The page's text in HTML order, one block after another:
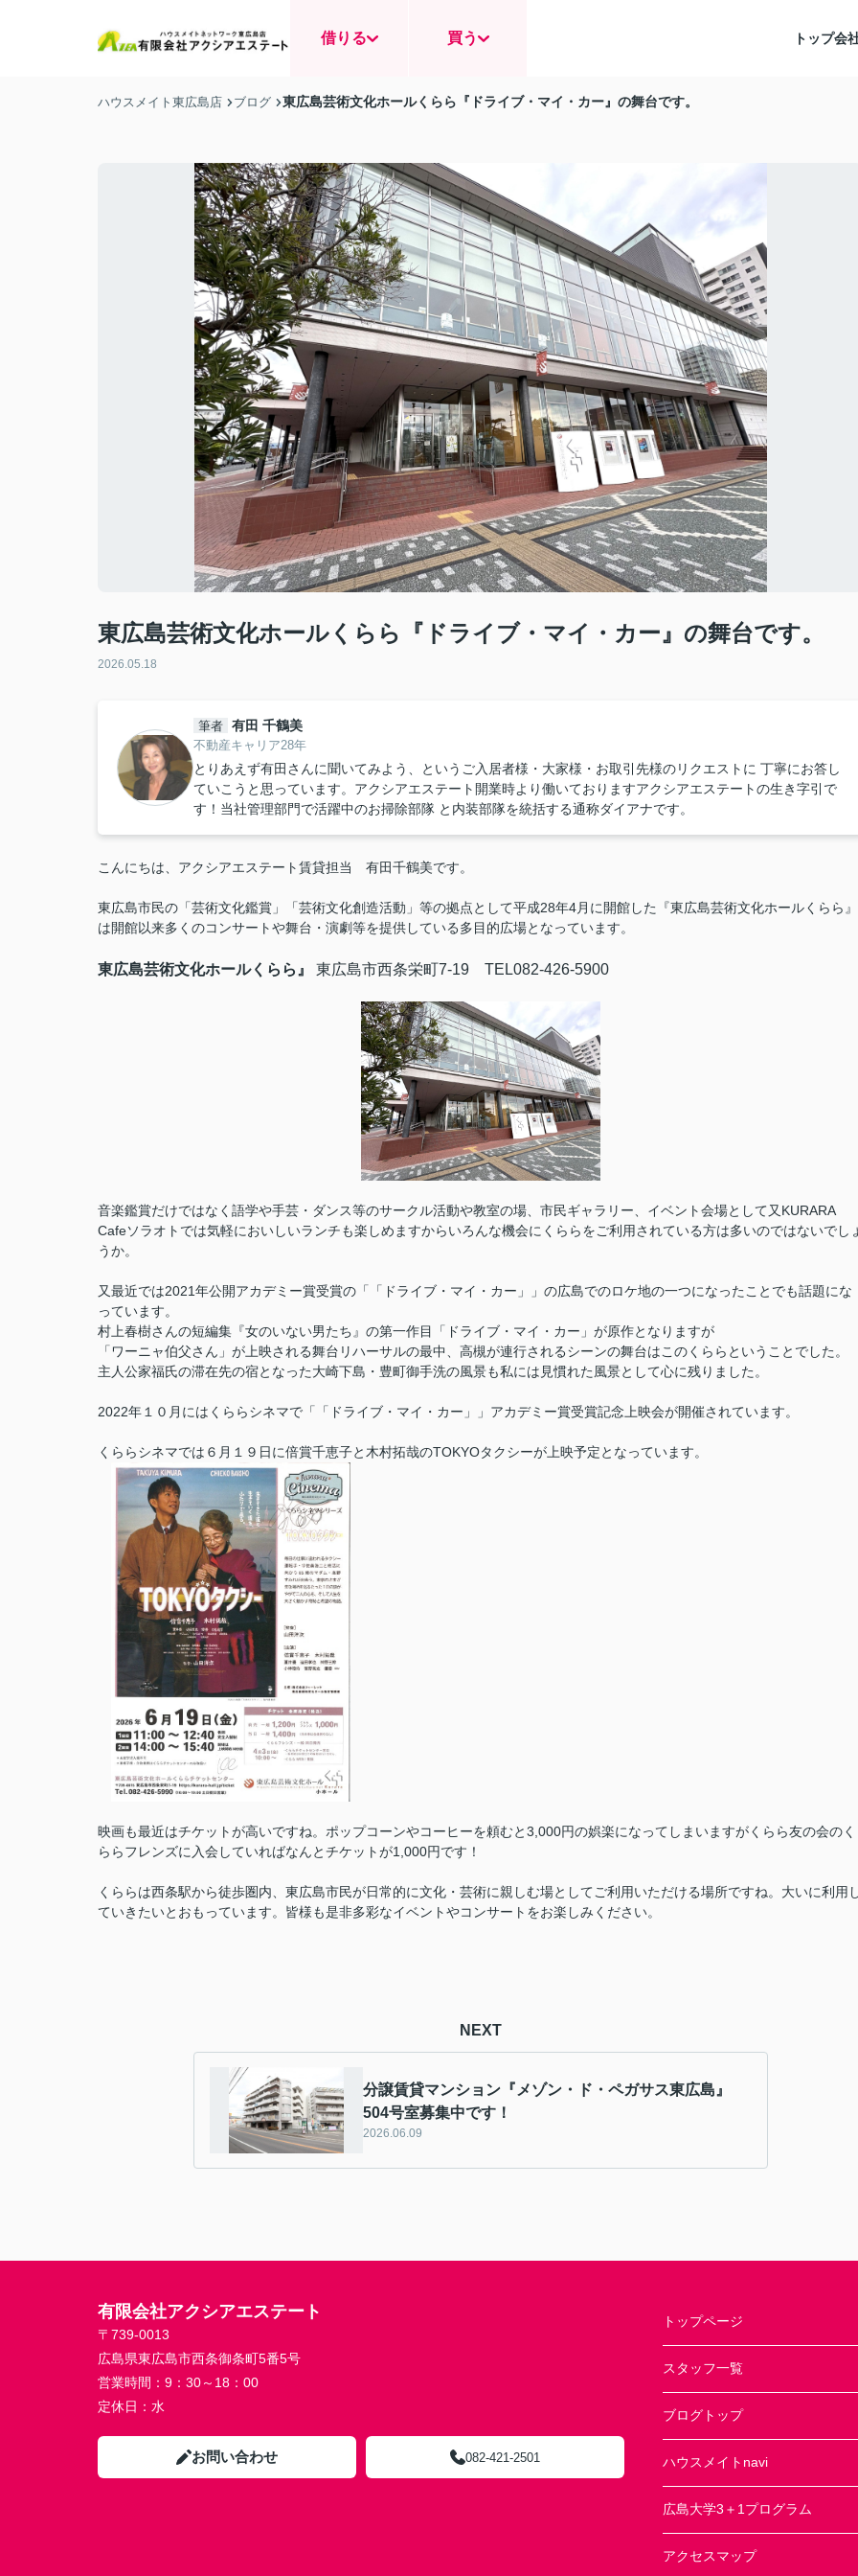
借りる 買う トップ会
ハウスメイト東広島店 ブログ 東広島芸術文化ホールくらら『ドライブ・マイ・カー』の舞台です。
東広島芸術文化ホールくらら『ドライブ・マイ・カー』の舞台です。
2026.05.18
筆者 有田 千鶴美
不動産キャリア28年
とりあえず有田さんに聞いてみよう、というご入居者様・大家様・お取引先様のリクエストに 丁寧にお答し
ていこうと思っています。アクシアエステート開業時より働いておりますアクシアエステートの生き字引で
す！当社管理部門で活躍中のお掃除部隊 と内装部隊を統括する通称ダイアナです。
こんにちは、アクシアエステート賃貸担当 有田千鶴美です。
東広島市民の「芸術文化鑑賞」「芸術文化創造活動」等の拠点として平成28年4月に開館した『東広島芸術文化ホールくらら』
は開館以来多くのコンサートや舞台・演劇等を提供している多目的広場となっています。
東広島芸術文化ホールくらら』 東広島市西条栄町7-19 TEL082-426-5900
音楽鑑賞だけではなく語学や手芸・ダンス等のサークル活動や教室の場、市民ギャラリー、イベント会場として又KURARA
Cafeソラオトでは気軽においしいランチも楽しめますからいろんな機会にくららをご利用されている方は多いのではないでし
うか。
又最近では2021年公開アカデミー賞受賞の「 「ドライブ・マイ・カー」
」の広島でのロケ地の一つになったことでも話題にな
っています。
村上春樹さんの短編集『女のいない男たち』の第一作目
「ドライブ・マイ・カー」が原作となりますが
「ワーニャ伯父さん」が上映される舞台リハーサルの最中、高槻が連行されるシーンの舞台はこのくららということでした。
主人公家福氏の滞在先の宿となった大崎下島・豊町御手洗の風景も私には見慣れた風景として心に残りました。
2022年１０月にはくららシネマで「 「ドライブ・マイ・カー」 」アカデミー賞受賞記念上映会が開催されています。
くららシネマでは６月１９日に倍賞千恵子と木村拓哉のTOKYOタクシーが上映予定となっています。
映画も最近はチケットが高いですね。ポップコーンやコーヒーを頼むと3,000円の娯楽になってしまいますがくらら友の会のく
ららフレンズに入会していればなんとチケットが1,000円です！
くららは西条駅から徒歩圏内、東広島市民が日常的に文化・芸術に親しむ場としてご利用いただける場所ですね。大いに利用
ていきたいとおもっています。皆様も是非多彩なイベントやコンサートをお楽しみください。
NEXT
分譲賃貸マンション『メゾン・ド・ペガサス東広島』
504号室募集中です！
2026.06.09
有限会社アクシアエステート
〒739-0013
広島県東広島市西条御条町5番5号
営業時間： 9：30～18：00
定休日： 水
お問い合わせ 082-421-2501
トップページ
スタッフ一覧
ブログトップ
ハウスメイトnavi
広島大学3＋1プログラム
アクセスマップ